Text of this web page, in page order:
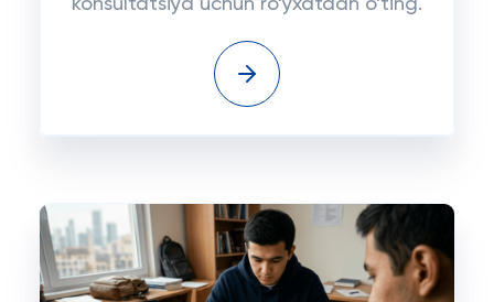
konsultatsiya uchun ro'yxatdan o'ting.